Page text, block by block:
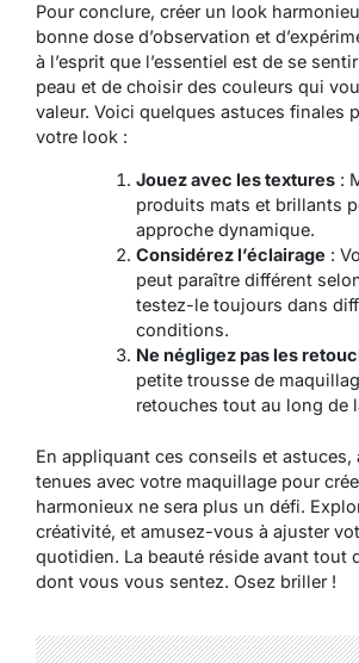
Pour conclure, créer un look
bonne dose d’observation et
à l’esprit que l’essentiel est de se
peau et de choisir des couleurs qui
valeur. Voici quelques astuces finales
votre look :
Jouez avec les textures:
produits mats et brillants
approche dynamique.
Considérez l’éclairage :
peut paraître différent
testez-le toujours dans
conditions.
Ne négligez pas les
petite trousse de
retouches tout au long de
En appliquant ces conseils et astuces,
tenues avec votre maquillage pour
harmonieux ne sera plus un défi.
créativité, et amusez-vous à ajuster
quotidien. La beauté réside avant tout
dont vous vous sentez. Osez briller !